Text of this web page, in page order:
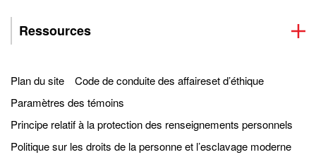
Ressources
Plan du site
Code de conduite des affaireset d’éthique
Paramètres des témoins
Principe relatif à la protection des renseignements personnels
Politique sur les droits de la personne et l’esclavage moderne